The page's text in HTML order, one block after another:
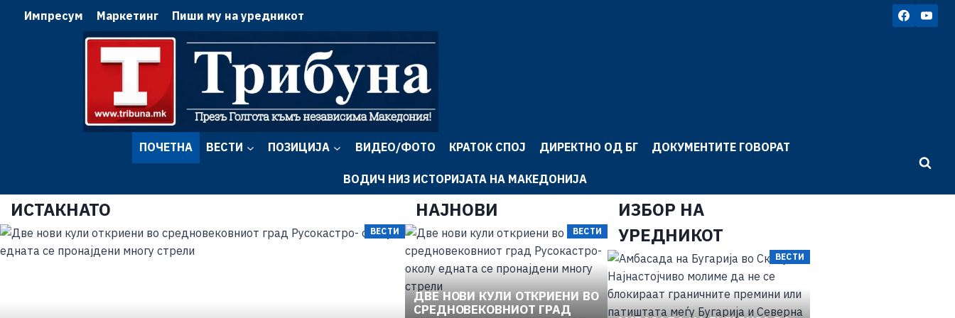
Импресум Маркетинг Пиши му на уредникот
ПОЧЕТНА ВЕСТИ ПОЗИЦИЈА ВИДЕО/ФОТО КРАТОК СПОЈ ДИРЕКТНО ОД БГ ДОКУМЕНТИТЕ ГОВОРАТ
ВОДИЧ НИЗ ИСТОРИЈАТА НА МАКЕДОНИЈА
ИСТАКНАТО
ВЕСТИ
НАЈНОВИ
ВЕСТИ
ДВЕ НОВИ КУЛИ ОТКРИЕНИ ВО
СРЕДНОВЕКОВНИОТ ГРАД
ИЗБОР НА
УРЕДНИКОТ
ВЕСТИ